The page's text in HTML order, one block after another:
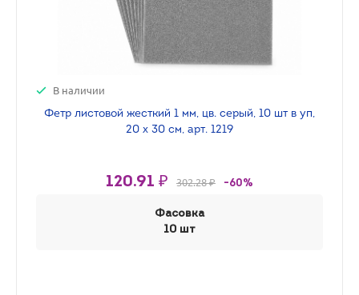
В наличии
Фетр листовой жесткий 1 мм, цв. серый, 10 шт в уп,
20 х 30 см, арт. 1219
120.91 ₽ 302.28 ₽ -60%
Фасовка
10 шт